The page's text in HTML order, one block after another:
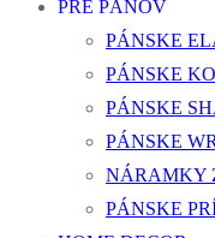
PRE PÁNOV
PÁNSKE
PÁNSKE
PÁNSKE
PÁNSKE
NÁRAMKY
PÁNSKE